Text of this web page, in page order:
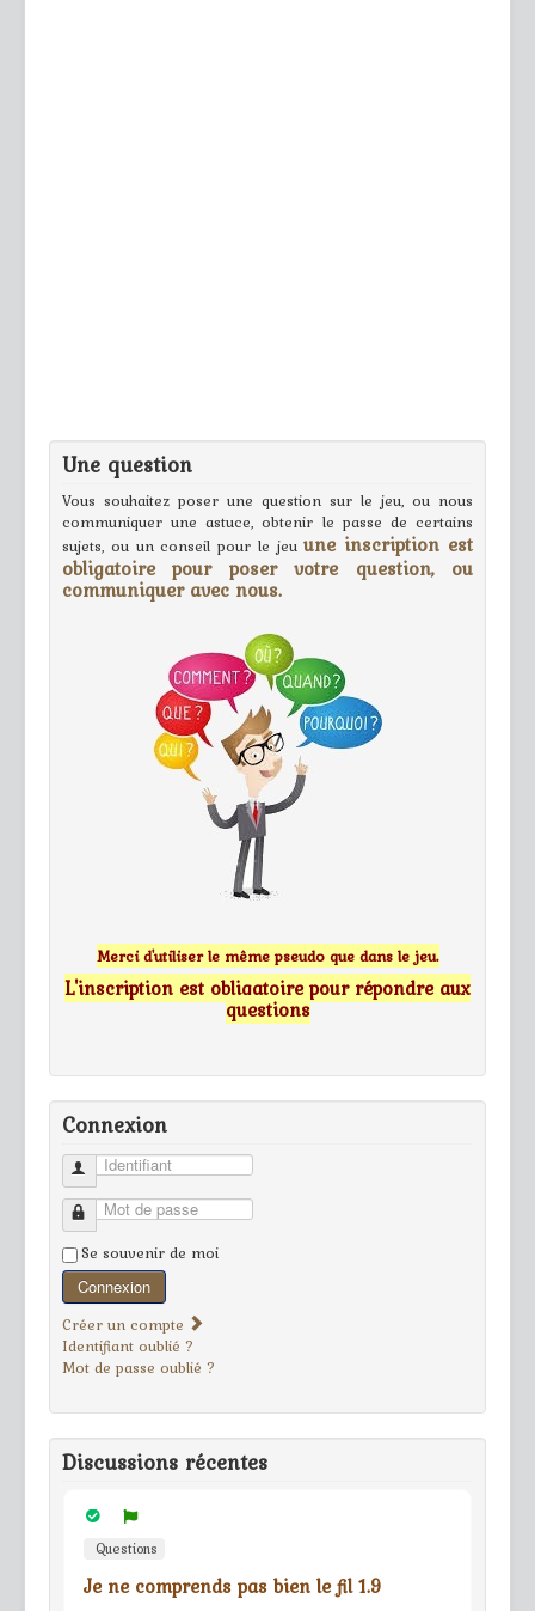
Une question
Vous souhaitez poser une question sur le jeu, ou nous
communiquer une astuce, obtenir le passe de certains
sujets, ou un conseil pour le jeuune inscription est
obligatoire pour poser votre question, ou
communiquer avec nous.
Merci d'utiliser le même pseudo que dans le jeu.
L'inscription est obligatoire pour répondre aux
questions
Connexion
Identifiant
Mot de passe
Se souvenir de moi
Connexion
Créer un compte
Identifiant oublié ?
Mot de passe oublié ?
Discussions récentes
Questions
Je ne comprends pas bien le fil 1.9